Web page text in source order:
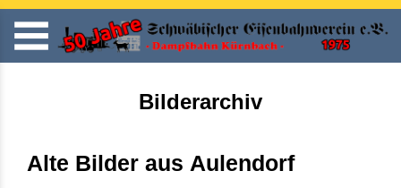
Bilderarchiv
Alte Bilder aus Aulendorf